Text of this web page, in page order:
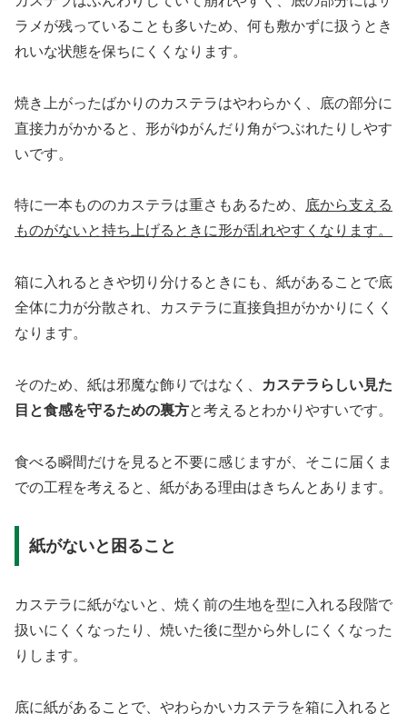
ラメが残っていることも多いため、何も敷かずに扱うとき
れいな状態を保ちにくくなります。
焼き上がったばかりのカステラはやわらかく、底の部分に
直接力がかかると、形がゆがんだり角がつぶれたりしやす
いです。
特に一本もののカステラは重さもあるため、
底から支える
ものがないと持ち上げるときに形が乱れやすくなります。
箱に入れるときや切り分けるときにも、紙があることで底
全体に力が分散され、カステラに直接負担がかかりにくく
なります。
そのため、紙は邪魔な飾りではなく、
カステラらしい見た
目と食感を守るための裏方と考えるとわかりやすいです。
食べる瞬間だけを見ると不要に感じますが、そこに届くま
での工程を考えると、紙がある理由はきちんとあります。
紙がないと困ること
カステラに紙がないと、焼く前の生地を型に入れる段階で
扱いにくくなったり、焼いた後に型から外しにくくなった
りします。
底に紙があることで、やわらかいカステラを箱に入れると